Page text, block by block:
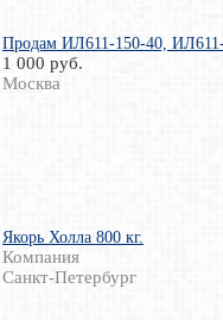
Продам ИЛ611-150-40,
1 000 руб.
Москва
Якорь Холла 800 кг.
Компания
Санкт-Петербург